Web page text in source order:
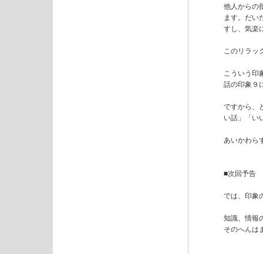
他人からの
ます。だい
すし、気楽
このリラッ
こういう印
話の印象９
ですから、
い話」「い
あいかわら
■次回予告
では、印象
知識、情報
そのへんは